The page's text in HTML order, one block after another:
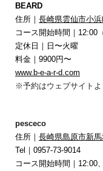
BEARD
住所｜ 長崎県雲仙市小
コース開始時間｜12:00
定休日｜日〜火曜
料金｜9900円〜
www.b-e-a-r-d.com
※予約はウェブサイトよ
pesceco
住所｜ 長崎県島原市新馬
Tel｜0957-73-9014
コース開始時間｜12:00